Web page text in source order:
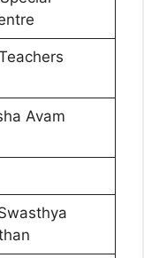
Avam